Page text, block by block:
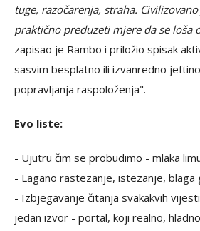
tuge, razočarenja, straha.
praktično preduzeti mjere da se loša
zapisao je Rambo i priložio spisak
sasvim besplatno ili izvanredno
popravljanja raspoloženja".
Evo liste:
- Ujutru čim se probudimo - mlaka
- Lagano rastezanje, istezanje, blaga
- Izbjegavanje čitanja svakakvih
jedan izvor - portal, koji realno,